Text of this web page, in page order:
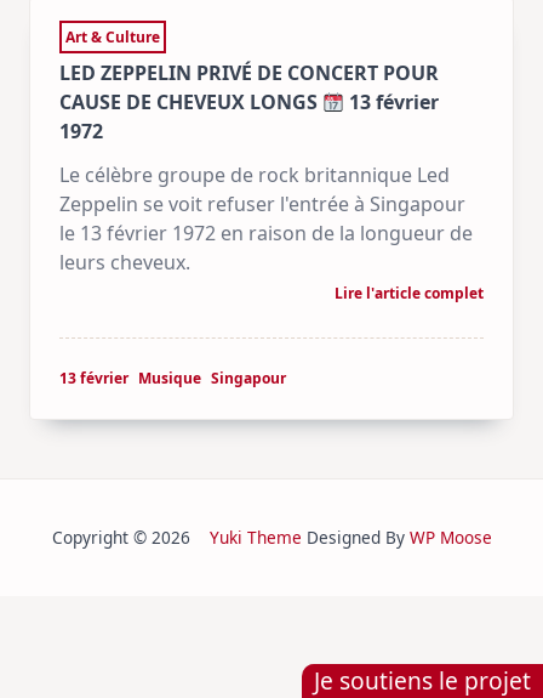
Je soutiens le projet
Art & Culture
LED ZEPPELIN PRIVÉ DE CONCERT POUR
CAUSE DE CHEVEUX LONGS
13 février
1972
Le célèbre groupe de rock britannique Led
Zeppelin se voit refuser l'entrée à Singapour
le 13 février 1972 en raison de la longueur de
leurs cheveux.
Lire l'article complet
13 février Musique Singapour
Copyright © 2026 Yuki Theme Designed By WP Moose